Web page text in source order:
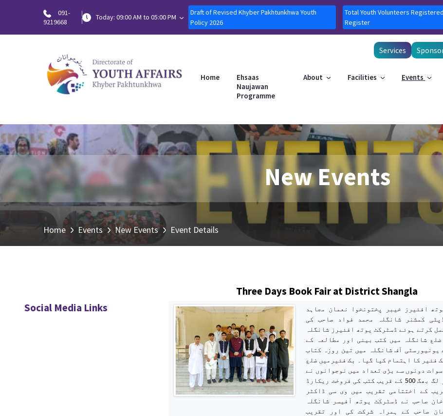
091-
9219668
Today: 09:00 AM to 05:00 PM
Draft of Revised Khyber Pakhtunkhwa Youth
Policy 2026
Total Youth Volunteers
Register
Services
Home
Ehsaas
Naujawan
Programme
About Facilities Events
New Events
Home Events New Events Event Details
Social Media Links
Three Days Book Fair at District Shangla
افئیرز خیبر پختونخوا نعمان مجاہد
کمشنر شانگلہ محمد فواد صاحب کی
کرتے ہوئے ڈسٹرکٹ یوتھ افئیرز شانگلہ
شانگلہ میں کتب بینی اور مطالعہ کے
یونیورسٹی آف شانگلہ میں تین روزہ کتاب
فئیر کا اہتمام کیا گیا۔ بک فئیرمیں ضلع
دونوں سے بڑی تعداد میں نوجوانوں نے
شرکت کی اور لگ بھگ 500 کے قریب کتب کی فروخت ریکارڈ
کے اختتامی تقریب میں وی سی ڈاکٹر
صاحب نے ڈسٹرکٹ یوتھ آفیسر شانگلہ
صاحب کے ہمراہ شرکت کی اور تقریب